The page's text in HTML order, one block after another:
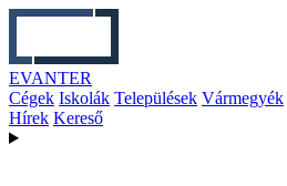
EVANTER
Cégek Iskolák Települések Vármegyék
Hírek Kereső